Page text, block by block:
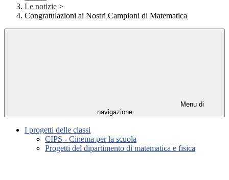
Le notizie >
Congratulazioni ai Nostri Campioni di Matematica
Menu di
navigazione
I progetti delle classi
CIPS - Cinema per la scuola
Progetti del dipartimento di matematica e fisica